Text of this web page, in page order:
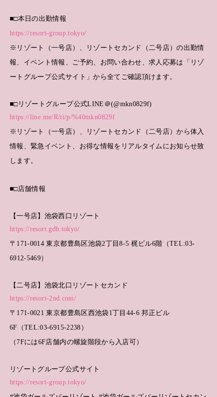
■□本日の出勤情報
https://resort-group.tokyo/
※リゾート（一号店）、リゾートセカンド（二号店）の出勤情
報、イベント情報、ご予約、お問い合わせ、求人応募は「リゾ
ートグループ公式サイト」から全てご確認頂けます。
■□リゾートグループ公式LINE＠(@mkn0829f)
https://line.me/R/ti/p/%40mkn0829f
※リゾート（一号店）、リゾートセカンド（二号店）から体入
情報、緊急イベント、お得な情報をリアルタイムにお知らせ致
します。
■□店舗情報
【一号店】池袋西口リゾート
https://resort.gdb.tokyo/
〒171-0014 東京都豊島区池袋2丁目8-5 梶ビル6階（TEL:03-
6912-5469）
【二号店】池袋北口リゾートセカンド
https://resort-2nd.com/
〒171-0021 東京都豊島区西池袋1丁目44-6 邦正ビル
6F（TEL:03-6915-2238）
（7Fには6F店舗内の螺旋階段から入店可）
リゾートグループ公式サイト
https://resort-group.tokyo/